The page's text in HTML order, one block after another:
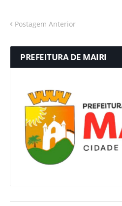
Postagem Anterior
PREFEITURA DE MAIRI